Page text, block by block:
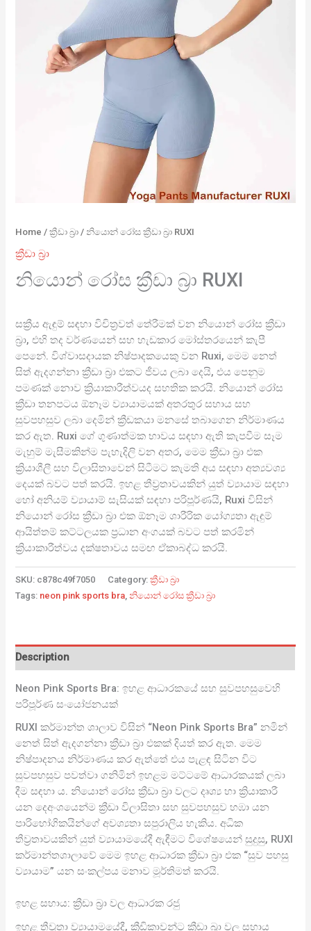
Home /ක්‍රීඩා බ්‍රා / නියොන් රෝස ක්‍රීඩා බ්‍රා RUXI
ක්‍රීඩා බ්‍රා
නියොන් රෝස ක්‍රීඩා බ්‍රා RUXI
සක්‍රීය ඇඳුම් සඳහා විචිත්‍රවත් තේරීමක් වන නියොන් රෝස ක්‍රීඩා
බ්‍රා, එහි තද වර්ණයෙන් සහ හැඩකාර මෝස්තරයෙන් කැපී
පෙනේ. විශ්වාසදායක නිෂ්පාදකයෙකු වන Ruxi, මෙම නෙත්
සිත් ඇදගන්නා ක්‍රීඩා බ්‍රා එකට ජීවය ලබා දෙයි, එය පෙනුම
පමණක් නොව ක්‍රියාකාරීත්වයද සහතික කරයි. නියොන් රෝස
ක්‍රීඩා තනපටය ඕනෑම ව්‍යායාමයක් අතරතුර සහාය සහ
සුවපහසුව ලබා දෙමින් ක්‍රීඩකයා මනසේ තබාගෙන නිර්මාණය
කර ඇත. Ruxi ගේ ගුණාත්මක භාවය සඳහා ඇති කැපවීම සෑම
මැහුම් මැසීමකින්ම පැහැදිලි වන අතර, මෙම ක්‍රීඩා බ්‍රා එක
ක්‍රියාශීලී සහ විලාසිතාවෙන් සිටීමට කැමති අය සඳහා අත්‍යවශ්‍ය
දෙයක් බවට පත් කරයි. ඉහළ තීව්‍රතාවයකින් යුත් ව්‍යායාම සඳහා
හෝ අනියම් ව්‍යායාම් සැසියක් සඳහා පරිපූර්ණයි, Ruxi විසින්
නියොන් රෝස ක්‍රීඩා බ්‍රා එක ඕනෑම ශාරීරික යෝග්‍යතා ඇඳුම්
ආයිත්තම් කට්ටලයක ප්‍රධාන අංගයක් බවට පත් කරමින්
ක්‍රියාකාරීත්වය දක්ෂතාවය සමඟ ඒකාබද්ධ කරයි.
SKU: c878c49f7050 Category:ක්‍රීඩා බ්‍රා
Tags: neon pink sports bra,නියොන් රෝස ක්‍රීඩා බ්‍රා
Description
Neon Pink Sports Bra: ඉහළ ආධාරකයේ සහ සුවපහසුවෙහි
පරිපූර්ණ සංයෝජනයක්
RUXI කර්මාන්ත ශාලාව විසින් “Neon Pink Sports Bra” නමින්
නෙත් සිත් ඇදගන්නා ක්‍රීඩා බ්‍රා එකක් දියත් කර ඇත. මෙම
නිෂ්පාදනය නිර්මාණය කර ඇත්තේ එය පැළඳ සිටින විට
සුවපහසුව පවත්වා ගනිමින් ඉහළම මට්ටමේ ආධාරකයක් ලබා
දීම සඳහා ය. නියොන් රෝස ක්‍රීඩා බ්‍රා වලට දෘශ්‍ය හා ක්‍රියාකාරී
යන දෙඅංශයෙන්ම ක්‍රීඩා විලාසිතා සහ සුවපහසුව හඹා යන
පාරිභෝගිකයින්ගේ අවශ්‍යතා සපුරාලිය හැකිය. අධික
තීව්‍රතාවයකින් යුත් ව්‍යායාමයේදී ඇඳීමට විශේෂයෙන් සුදුසු, RUXI
කර්මාන්තශාලාවේ මෙම ඉහළ ආධාරක ක්‍රීඩා බ්‍රා එක “සුව පහසු
ව්‍යායාම” යන සංකල්පය මනාව මූර්තිමත් කරයි.
ඉහළ සහාය: ක්‍රීඩා බ්‍රා වල ආධාරක රජු
ඉහළ තීව්‍රතා ව්‍යායාමයේදී, ක්‍රීඩිකාවන්ට ක්‍රීඩා බ්‍රා වල සහාය